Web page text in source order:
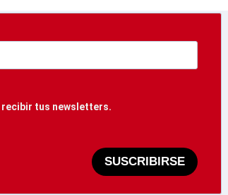
tus newsletters.
SUSCRIBIRSE